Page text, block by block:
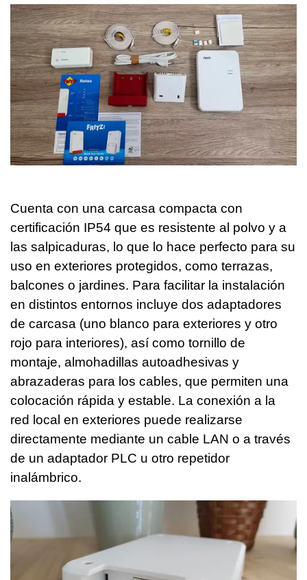
Cuenta con una carcasa compacta con
certificación IP54 que es resistente al polvo y a
las salpicaduras, lo que lo hace perfecto para su
uso en exteriores protegidos, como terrazas,
balcones o jardines. Para facilitar la instalación
en distintos entornos incluye dos adaptadores
de carcasa (uno blanco para exteriores y otro
rojo para interiores), así como tornillo de
montaje, almohadillas autoadhesivas y
abrazaderas para los cables, que permiten una
colocación rápida y estable. La conexión a la
red local en exteriores puede realizarse
directamente mediante un cable LAN o a través
de un adaptador PLC u otro repetidor
inalámbrico.